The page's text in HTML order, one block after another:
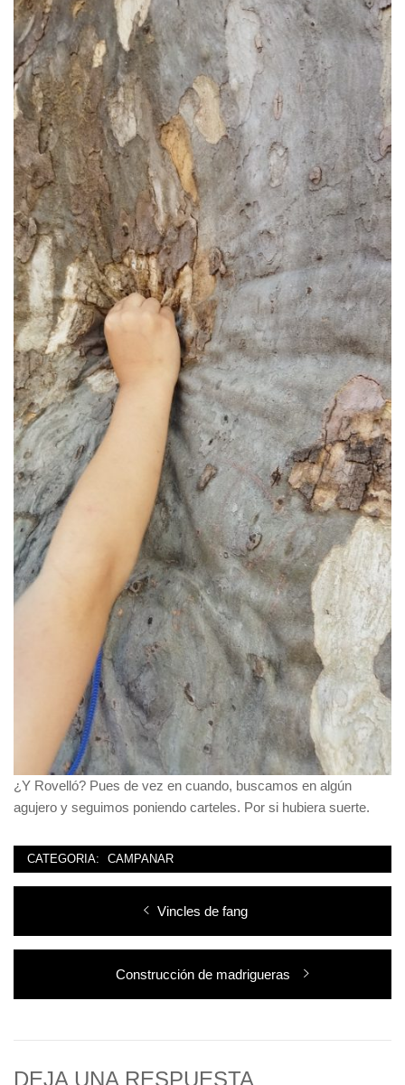
¿Y Rovelló? Pues de vez en cuando, buscamos en algún
agujero y seguimos poniendo carteles. Por si hubiera suerte.
CATEGORIA: CAMPANAR
Navegación
de
entradas
Entrada
Vincles de fang
Entrada
Construcción de madrigueras
DEJA UNA RESPUESTA